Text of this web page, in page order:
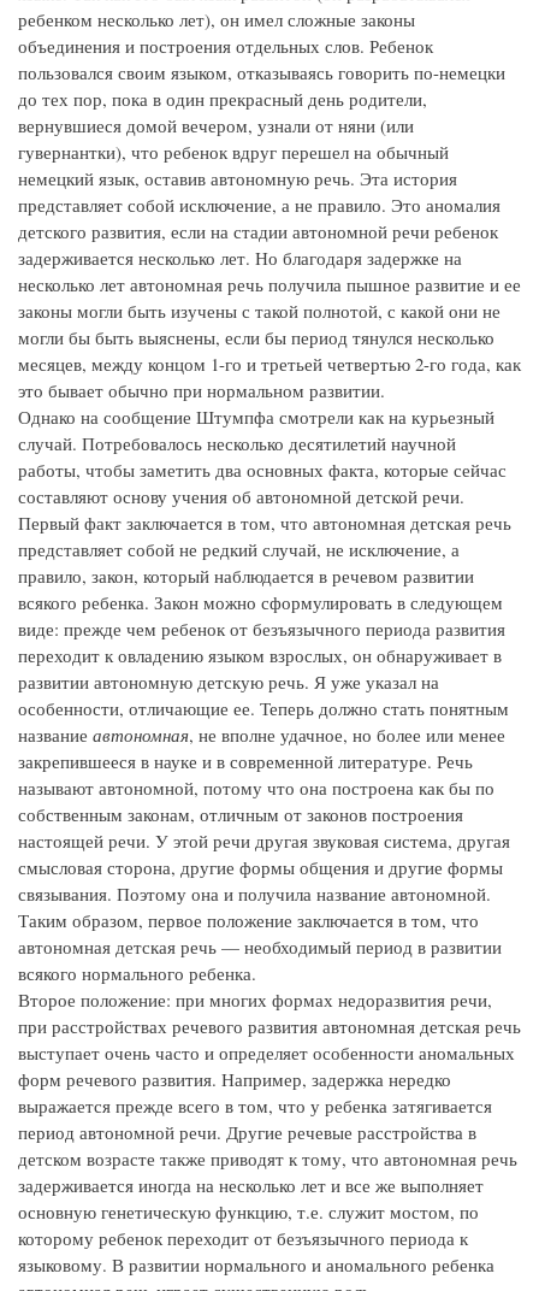
ребенком несколько лет), он имел сложные законы
объединения и построения отдельных слов. Ребенок
пользовался своим языком, отказываясь говорить по-немецки
до тех пор, пока в один прекрасный день родители,
вернувшиеся домой вечером, узнали от няни (или
гувернантки), что ребенок вдруг перешел на обычный
немецкий язык, оставив автономную речь. Эта история
представляет собой исключение, а не правило. Это аномалия
детского развития, если на стадии автономной речи ребенок
задерживается несколько лет. Но благодаря задержке на
несколько лет автономная речь получила пышное развитие и ее
законы могли быть изучены с такой полнотой, с какой они не
могли бы быть выяснены, если бы период тянулся несколько
месяцев, между концом 1-го и третьей четвертью 2-го года, как
это бывает обычно при нормальном развитии.
Однако на сообщение Штумпфа смотрели как на курьезный
случай. Потребовалось несколько десятилетий научной
работы, чтобы заметить два основных факта, которые сейчас
составляют основу учения об автономной детской речи.
Первый факт заключается в том, что автономная детская речь
представляет собой не редкий случай, не исключение, а
правило, закон, который наблюдается в речевом развитии
всякого ребенка. Закон можно сформулировать в следующем
виде: прежде чем ребенок от безъязычного периода развития
переходит к овладению языком взрослых, он обнаруживает в
развитии автономную детскую речь. Я уже указал на
особенности, отличающие ее. Теперь должно стать понятным
название автономная, не вполне удачное, но более или менее
закрепившееся в науке и в современной литературе. Речь
называют автономной, потому что она построена как бы по
собственным законам, отличным от законов построения
настоящей речи. У этой речи другая звуковая система, другая
смысловая сторона, другие формы общения и другие формы
связывания. Поэтому она и получила название автономной.
Таким образом, первое положение заключается в том, что
автономная детская речь — необходимый период в развитии
всякого нормального ребенка.
Второе положение: при многих формах недоразвития речи,
при расстройствах речевого развития автономная детская речь
выступает очень часто и определяет особенности аномальных
форм речевого развития. Например, задержка нередко
выражается прежде всего в том, что у ребенка затягивается
период автономной речи. Другие речевые расстройства в
детском возрасте также приводят к тому, что автономная речь
задерживается иногда на несколько лет и все же выполняет
основную генетическую функцию, т.е. служит мостом, по
которому ребенок переходит от безъязычного периода к
языковому. В развитии нормального и аномального ребенка